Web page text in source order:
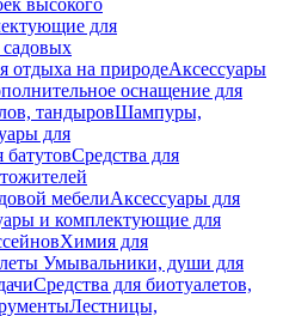
высокого
для
садовых
отдыха на природеАксессуары
оснащение для
тандыровШампуры,
для
Средства для
мебелиАксессуары для
и комплектующие для
Химия для
Умывальники, души для
Средства для биотуалетов,
Лестницы,